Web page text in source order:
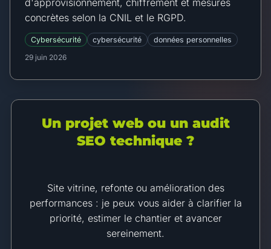
d'approvisionnement, chiffrement et mesures
concrètes selon la CNIL et le RGPD.
Cybersécurité cybersécurité
données personnelles
29 juin 2026
Un projet web ou un audit
SEO technique ?
Site vitrine, refonte ou amélioration des
performances : je peux vous aider à clarifier la
priorité, estimer le chantier et avancer
sereinement.